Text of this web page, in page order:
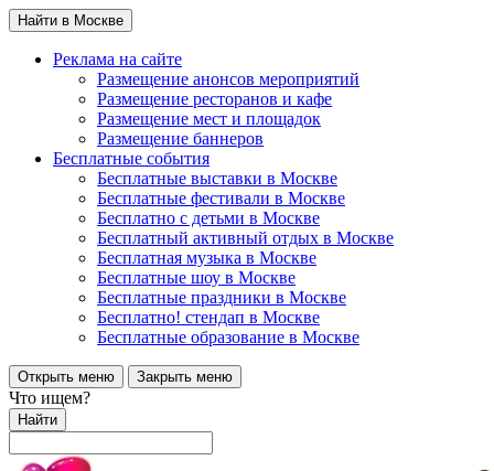
Найти в Москве
Реклама на сайте
Размещение анонсов мероприятий
Размещение ресторанов и кафе
Размещение мест и площадок
Размещение баннеров
Бесплатные события
Бесплатные выставки в Москве
Бесплатные фестивали в Москве
Бесплатно с детьми в Москве
Бесплатный активный отдых в Москве
Бесплатная музыка в Москве
Бесплатные шоу в Москве
Бесплатные праздники в Москве
Бесплатно! стендап в Москве
Бесплатные образование в Москве
Открыть меню Закрыть меню
Что ищем?
Найти